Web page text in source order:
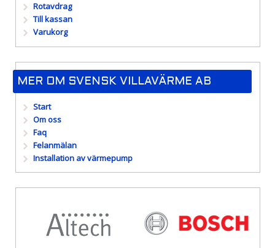
Rotavdrag
Till kassan
Varukorg
MER OM SVENSK VILLAVÄRME AB
Start
Om oss
Faq
Felanmälan
Installation av värmepump